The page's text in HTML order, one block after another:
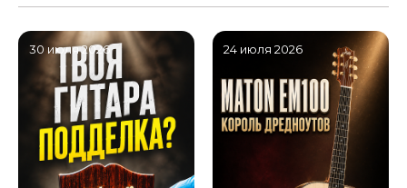
30 июля 2026 24 июля 2026